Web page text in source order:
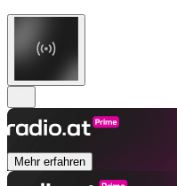
Mehr erfahren